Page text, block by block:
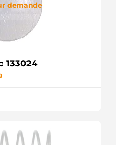
demande
133024